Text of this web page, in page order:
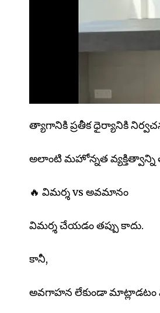
త్యాగానికి ప్రతీక ధైర్యానికి
అలాంటి మహోన్నత
🔥 విమర్శ vs అవమానం
విమర్శ చేయడం తప్పు కాదు.
కానీ,
అవగాహన లేకుండా